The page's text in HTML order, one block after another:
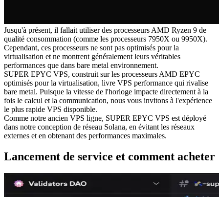
Jusqu'à présent, il fallait utiliser des processeurs AMD Ryzen 9 de
qualité consommation (comme les processeurs 7950X ou 9950X).
Cependant, ces processeurs ne sont pas optimisés pour la
virtualisation et ne montrent généralement leurs véritables
performances que dans bare metal environnement.
SUPER EPYC VPS, construit sur les processeurs AMD EPYC
optimisés pour la virtualisation, livre VPS performance qui rivalise
bare metal. Puisque la vitesse de l'horloge impacte directement à la
fois le calcul et la communication, nous vous invitons à l'expérience
le plus rapide VPS disponible.
Comme notre ancien VPS ligne, SUPER EPYC VPS est déployé
dans notre conception de réseau Solana, en évitant les réseaux
externes et en obtenant des performances maximales.
Lancement de service et comment acheter